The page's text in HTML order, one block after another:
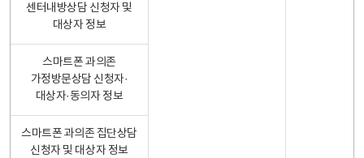
센터내방상담 신청자 및
대상자 정보
스마트폰 과의존
가정방문상담 신청자·
대상자·동의자 정보
스마트폰 과의존 집단상담
신청자 및 대상자 정보